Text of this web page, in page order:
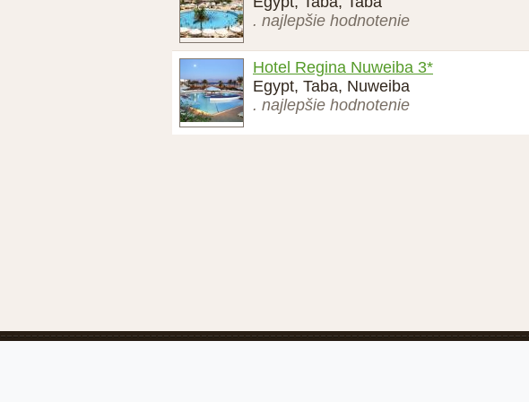
. najlepšie hodnotenie
Hotel Regina Nuweiba 3*
Egypt, Taba, Nuweiba
. najlepšie hodnotenie